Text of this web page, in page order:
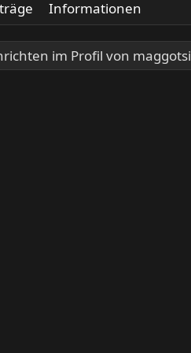
Informationen
im Profil von